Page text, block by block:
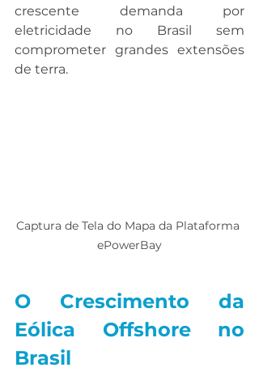
crescente demanda por
eletricidade no Brasil sem
comprometer grandes extensões
de terra.
Captura de Tela do Mapa da Plataforma
ePowerBay
O Crescimento da
Eólica Offshore no
Brasil